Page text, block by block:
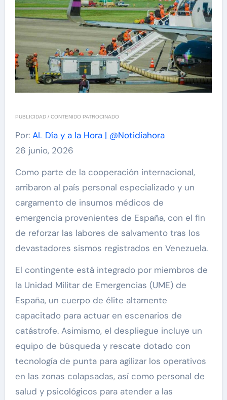
PUBLICIDAD / CONTENIDO PATROCINADO
Por: AL Día y a la Hora | @Notidiahora
26 junio, 2026
Como parte de la cooperación internacional,
arribaron al país personal especializado y un
cargamento de insumos médicos de
emergencia provenientes de España, con el fin
de reforzar las labores de salvamento tras los
devastadores sismos registrados en Venezuela.
El contingente está integrado por miembros de
la Unidad Militar de Emergencias (UME) de
España, un cuerpo de élite altamente
capacitado para actuar en escenarios de
catástrofe. Asimismo, el despliegue incluye un
equipo de búsqueda y rescate dotado con
tecnología de punta para agilizar los operativos
en las zonas colapsadas, así como personal de
salud y psicológicos para atender a las